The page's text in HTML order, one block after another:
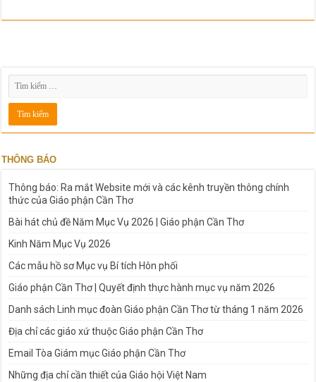
THÔNG BÁO
Thông báo: Ra mắt Website mới và các kênh truyền thông chính
thức của Giáo phận Cần Thơ
Bài hát chủ đề Năm Mục Vụ 2026 | Giáo phận Cần Thơ
Kinh Năm Mục Vụ 2026
Các mẫu hồ sơ Mục vụ Bí tích Hôn phối
Giáo phận Cần Thơ | Quyết định thực hành mục vụ năm 2026
Danh sách Linh mục đoàn Giáo phận Cần Thơ từ tháng 1 năm 2026
Địa chỉ các giáo xứ thuộc Giáo phận Cần Thơ
Email Tòa Giám mục Giáo phận Cần Thơ
Những địa chỉ cần thiết của Giáo hội Việt Nam